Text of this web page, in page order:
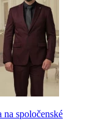
na spoločenské